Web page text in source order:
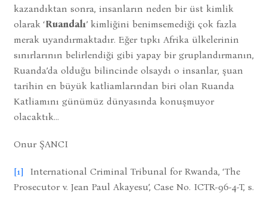
kazandıktan sonra, insanların neden bir üst kimlik
olarak ‘Ruandalı’ kimliğini benimsemediği çok fazla
merak uyandırmaktadır. Eğer tıpkı Afrika ülkelerinin
sınırlarının belirlendiği gibi yapay bir gruplandırmanın,
Ruanda’da olduğu bilincinde olsaydı o insanlar, şuan
tarihin en büyük katliamlarından biri olan Ruanda
Katliamını günümüz dünyasında konuşmuyor
olacaktık...
Onur ŞANCI
[1] International Criminal Tribunal for Rwanda, ‘The
Prosecutor v. Jean Paul Akayesu’, Case No. ICTR-96-4-T, s.